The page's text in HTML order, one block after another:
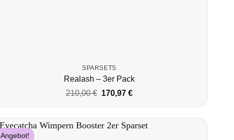
SPARSETS
Realash – 3er Pack
210,00€ Ursprünglicher
war:
170,97€Aktueller
ist:
Angebot!